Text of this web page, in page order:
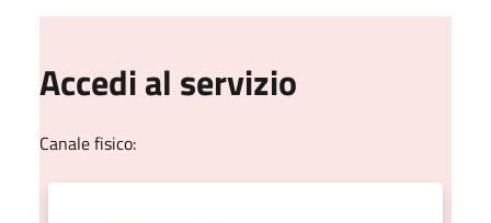
Accedi al servizio
Canale fisico: